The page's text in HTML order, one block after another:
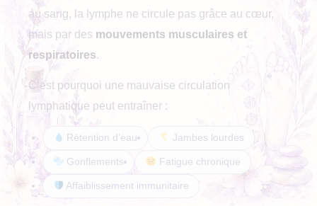
au sang, la lymphe ne circule pas grâce au cœur,
mais par des mouvements musculaires et
respiratoires.
C’est pourquoi une mauvaise circulation
lymphatique peut entraîner :
Rétention d’eau Jambes lourdes
Gonflements Fatigue chronique
Affaiblissement immunitaire